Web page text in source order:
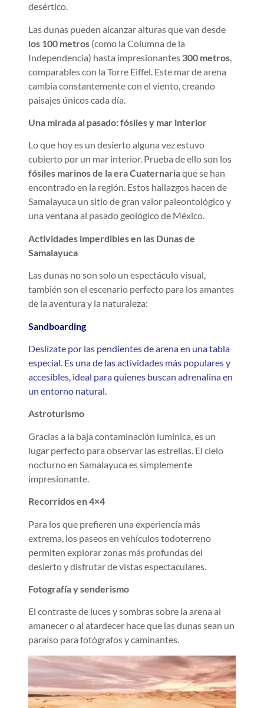
desértico.
Las dunas pueden alcanzar alturas que van desde
los 100 metros (como la Columna de la
Independencia) hasta impresionantes 300 metros
comparables con la Torre Eiffel. Este mar de arena
cambia constantemente con el viento, creando
paisajes únicos cada día.
Una mirada al pasado: fósiles y mar interior
Lo que hoy es un desierto alguna vez estuvo
cubierto por un mar interior. Prueba de ello son los
fósiles marinos de la era Cuaternariaque se han
encontrado en la región. Estos hallazgos hacen de
Samalayuca un sitio de gran valor paleontológico y
una ventana al pasado geológico de México.
Actividades imperdibles en las Dunas de
Samalayuca
Las dunas no son solo un espectáculo visual,
también son el escenario perfecto para los amantes
de la aventura y la naturaleza:
Sandboarding
Deslízate por las pendientes de arena en una tabla
especial. Es una de las actividades más populares y
accesibles, ideal para quienes buscan adrenalina en
un entorno natural.
Astroturismo
Gracias a la baja contaminación lumínica, es un
lugar perfecto para observar las estrellas. El cielo
nocturno en Samalayuca es simplemente
impresionante.
Recorridos en 4×4
Para los que prefieren una experiencia más
extrema, los paseos en vehículos todoterreno
permiten explorar zonas más profundas del
desierto y disfrutar de vistas espectaculares.
Fotografía y senderismo
El contraste de luces y sombras sobre la arena al
amanecer o al atardecer hace que las dunas sean un
paraíso para fotógrafos y caminantes.